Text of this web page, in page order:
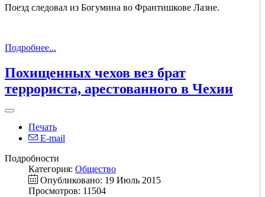
Поезд следовал из Богумина во Франтишкове Лазне.
Подробнее...
Похищенных чехов вез брат
террориста, арестованного в Чехии
Печать
E-mail
Подробности
Категория: Общество
Опубликовано: 19 Июль 2015
Просмотров: 11504